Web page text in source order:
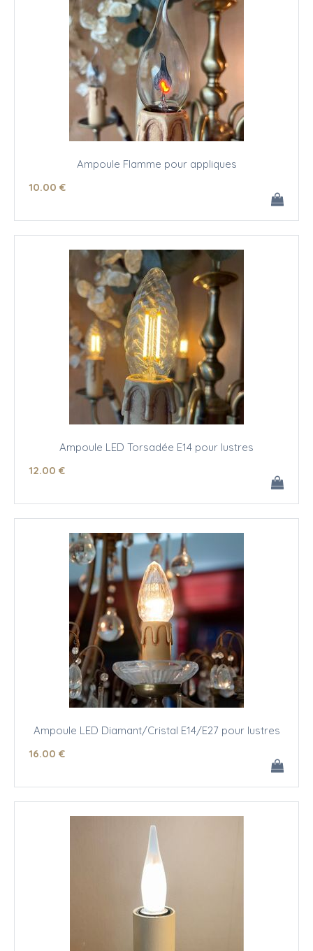
Ampoule Flamme pour appliques
10.00 €
Ampoule LED Torsadée E14 pour lustres
12.00 €
Ampoule LED Diamant/Cristal E14/E27 pour lustres
16.00 €